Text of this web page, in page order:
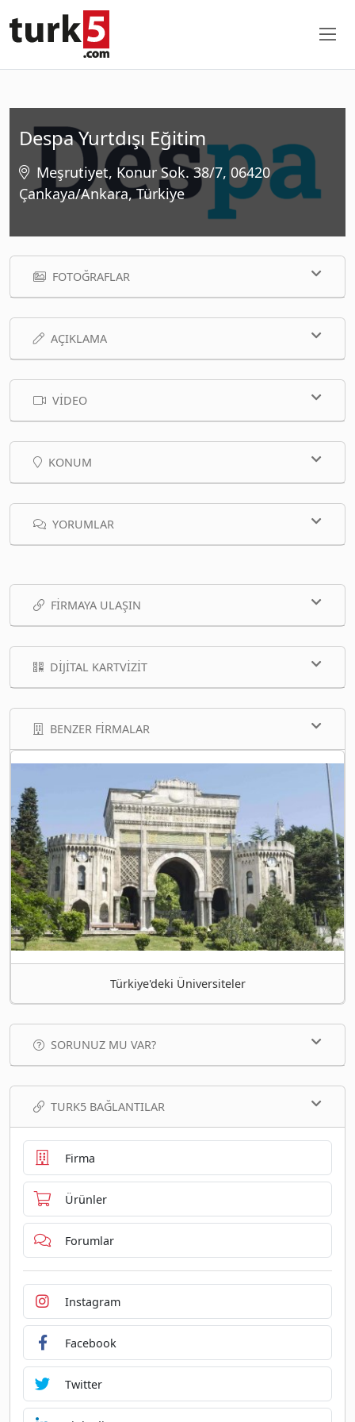
Despa Yurtdışı Eğitim
Meşrutiyet, Konur Sok. 38/7, 06420
Çankaya/Ankara, Türkiye
FOTOĞRAFLAR
AÇIKLAMA
VIDEO
KONUM
YORUMLAR
FIRMAYA ULAŞIN
DIJITAL KARTVIZIT
BENZER FIRMALAR
Türkiye'deki Üniversiteler
SORUNUZ MU VAR?
TURK5 BAĞLANTILAR
Firma
Ürünler
Forumlar
Instagram
Facebook
Twitter